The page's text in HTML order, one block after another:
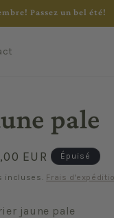
Passez un bel été!
pale
EUR Épuisé
incluses. Frais
jaune pale